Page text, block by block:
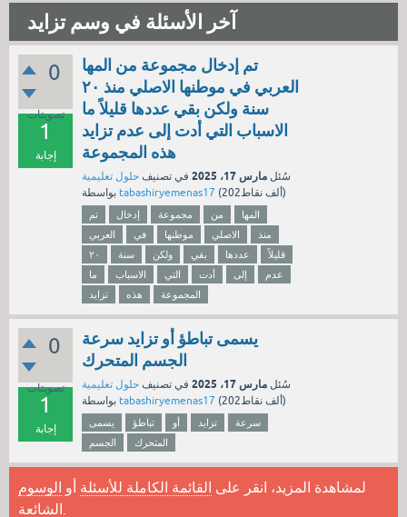
آخر الأسئلة في وسم تزايد
0
تصويتات
1
إجابة
تم إدخال مجموعة من المها
العربي في موطنها الاصلي منذ ٢٠
سنة ولكن بقي عددها قليلاً ما
الاسباب التي أدت إلى عدم تزايد
هذه المجموعة
سُئل مارس 17، 2025 في تصنيف حلول تعليمية
tabashiryemenas17 ( 202ألف نقاط)
تم إدخال مجموعة من
المها
العربي
في موطنها الاصلي
منذ
٢٠
سنة ولكن بقي عددها
قليلاً
ما
الاسباب التي أدت إلى
عدم
تزايد
هذه المجموعة
0
تصويتات
1
إجابة
يسمى تباطؤ أو تزايد سرعة
الجسم المتحرك
سُئل مارس 17، 2025 في تصنيف حلول تعليمية
tabashiryemenas17 ( 202ألف نقاط)
يسمى تباطؤ أو تزايد
سرعة
الجسم
المتحرك
لمشاهدة المزيد، انقر على القائمة الكاملة للأسئلة أو الوسوم
الشائعة